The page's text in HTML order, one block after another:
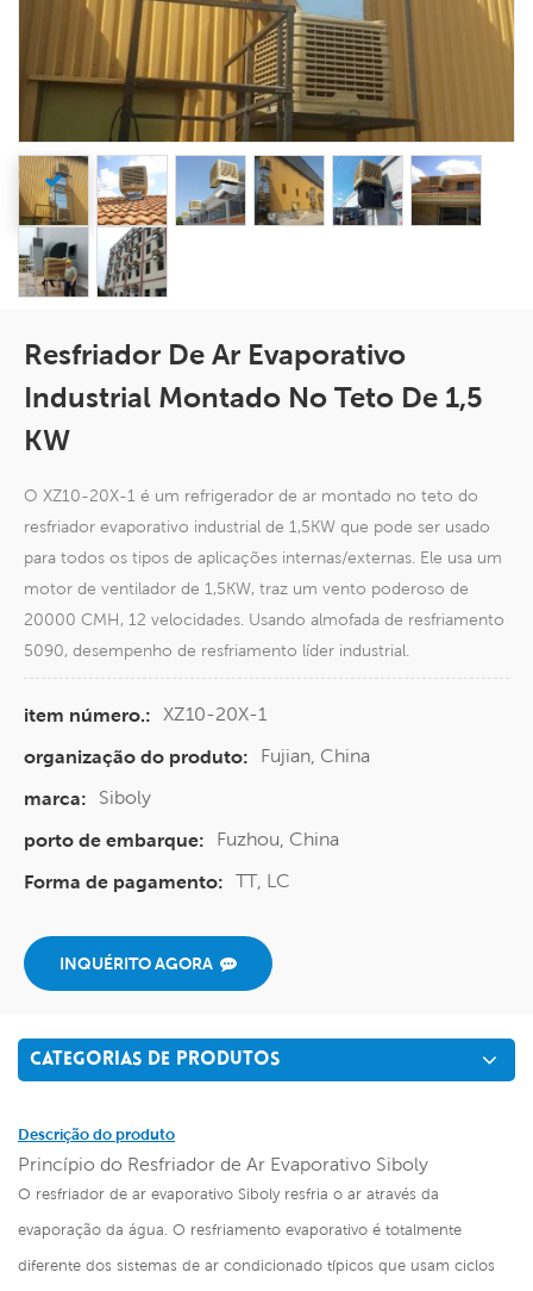
Resfriador De Ar Evaporativo
Industrial Montado No Teto De 1,5
KW
O XZ10-20X-1 é um refrigerador de ar montado no teto do
resfriador evaporativo industrial de 1,5KW que pode ser usado
para todos os tipos de aplicações internas/externas. Ele usa um
motor de ventilador de 1,5KW, traz um vento poderoso de
20000 CMH, 12 velocidades. Usando almofada de resfriamento
5090, desempenho de resfriamento líder industrial.
item número.: XZ10-20X-1
organização do produto:
Fujian, China
marca:
Siboly
porto de embarque:
Fuzhou, China
Forma de pagamento: TT, LC
INQUÉRITO AGORA
CATEGORIAS DE PRODUTOS
Descrição do produto
Princípio do Resfriador de Ar Evaporativo Siboly
O resfriador de ar evaporativo Siboly resfria o ar através da
evaporação da água. O resfriamento evaporativo é totalmente
diferente dos sistemas de ar condicionado típicos que usam ciclos